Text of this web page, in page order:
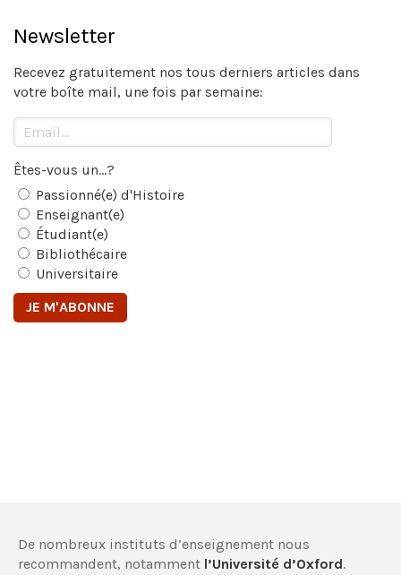
Newsletter
Recevez gratuitement nos tous derniers articles dans
votre boîte mail, une fois par semaine:
Êtes-vous un...?
Passionné(e) d'Histoire
Enseignant(e)
Étudiant(e)
Bibliothécaire
Universitaire
De nombreux instituts d’enseignement nous
recommandent, notamment l’Université d’Oxford.